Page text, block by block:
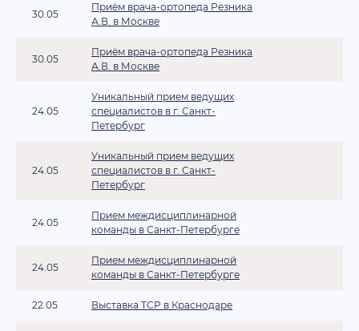
30.05
Приём врача-ортопеда Резника
А.В. в Москве
30.05
Приём врача-ортопеда Резника
А.В. в Москве
24.05
Уникальный прием ведущих
специалистов в г. Санкт-
Петербург
24.05
Уникальный прием ведущих
специалистов в г. Санкт-
Петербург
24.05
Прием междисциплинарной
команды в Санкт-Петербурге
24.05
Прием междисциплинарной
команды в Санкт-Петербурге
22.05 Выставка ТСР в Краснодаре